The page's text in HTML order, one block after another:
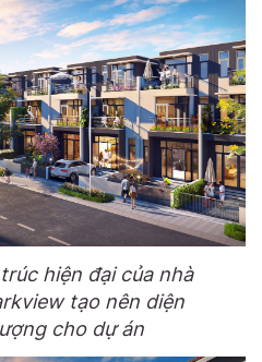
hiện đại của nhà
tạo nên diện
cho dự án